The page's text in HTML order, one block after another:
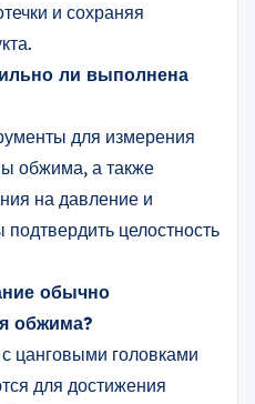
и сохраняя
ли выполнена
для измерения
обжима, а также
на давление и
целостность
обычно
обжима?
цанговыми головками
для достижения